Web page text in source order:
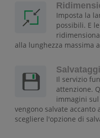
Imposta la
possibili. E
alla lunghezza massima
Il servizio
attenzione.
immagini
vengono salvate
scegliere l'opzione di